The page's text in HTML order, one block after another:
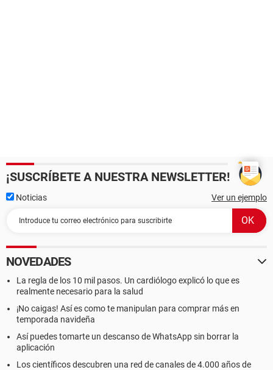
¡SUSCRÍBETE A NUESTRA NEWSLETTER!
Noticias Ver un ejemplo
NOVEDADES
La regla de los 10 mil pasos. Un cardiólogo explicó lo que es
realmente necesario para la salud
¡No caigas! Así es como te manipulan para comprar más en
temporada navideña
Así puedes tomarte un descanso de WhatsApp sin borrar la
aplicación
Los científicos descubren una red de canales de 4.000 años de